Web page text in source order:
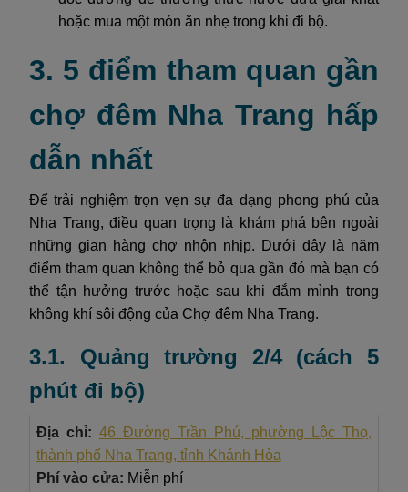
hoặc mua một món ăn nhẹ trong khi đi bộ.
3. 5 điểm tham quan gần
chợ đêm Nha Trang hấp
dẫn nhất
Để trải nghiệm trọn vẹn sự đa dạng phong phú của
Nha Trang, điều quan trọng là khám phá bên ngoài
những gian hàng chợ nhộn nhịp. Dưới đây là năm
điểm tham quan không thể bỏ qua gần đó mà bạn có
thể tận hưởng trước hoặc sau khi đắm mình trong
không khí sôi động của Chợ đêm Nha Trang.
3.1. Quảng trường 2/4 (cách 5
phút đi bộ)
Địa chỉ: 46 Đường Trần Phú, phường Lộc Thọ,
thành phố Nha Trang, tỉnh Khánh Hòa
Phí vào cửa: Miễn phí